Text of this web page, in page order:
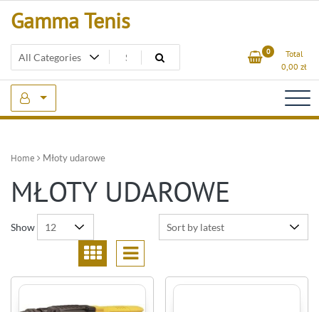
Gamma Tenis
0
Total
0,00 zł
Home Młoty udarowe
MŁOTY UDAROWE
Show